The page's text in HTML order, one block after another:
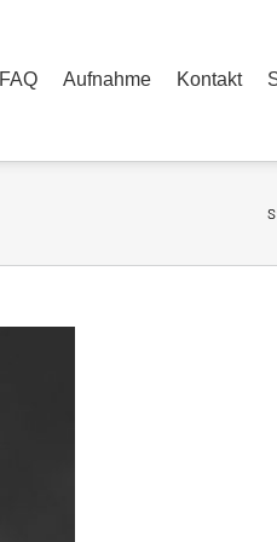
FAQ Aufnahme Kontakt